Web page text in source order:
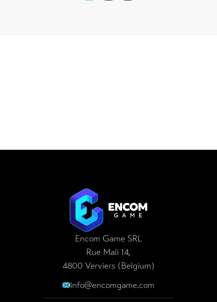
Encom Game SRL
Encom Game SRL
Rue Mali 14,
4800 Verviers (Belgium)
info@encomgame.com